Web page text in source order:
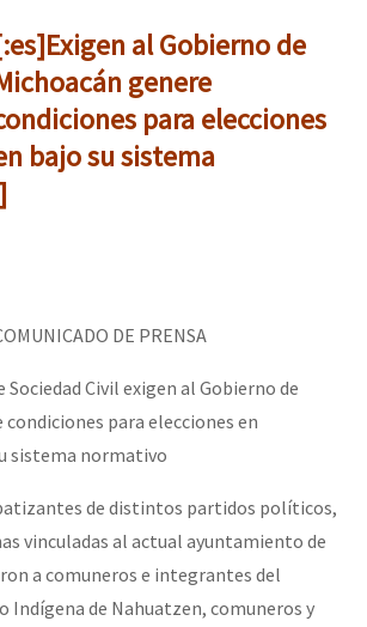
al Gobierno de
genere
para elecciones
bajo su sistema
DE PRENSA
Sociedad Civil exigen al Gobierno de
condiciones para elecciones en
sistema normativo
de distintos partidos políticos,
vinculadas al actual ayuntamiento de
a comuneros e integrantes del
Indígena de Nahuatzen, comuneros y